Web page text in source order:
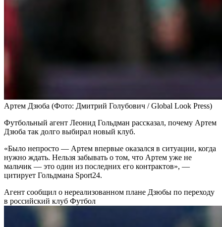
Артем Дзюба (Фото: Дмитрий Голубович / Global Look Press)
Футбольный агент Леонид Гольдман рассказал, почему Артем
Дзюба так долго выбирал новый клуб.
«Было непросто — Артем впервые оказался в ситуации, когда
нужно ждать. Нельзя забывать о том, что Артем уже не
мальчик — это один из последних его контрактов», —
цитирует Гольдмана Sport24.
Агент сообщил о нереализованном плане Дзюбы по переходу
в российский клуб Футбол